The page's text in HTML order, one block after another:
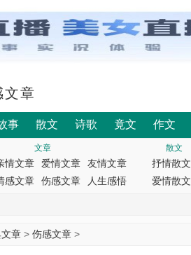
文章
事 散文 诗歌 竟文 作文
文章
情文章 爱情文章
友情文章
感文章 伤感文章 人生感悟
散文
抒情散文
爱情散文
章> 伤感文章>